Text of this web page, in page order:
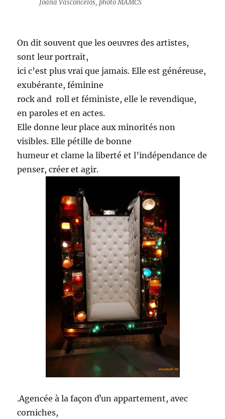
Joana Vasconcelos, photo MAMCS
On dit souvent que les oeuvres des artistes,
sont leur portrait,
ici c’est plus vrai que jamais. Elle est généreuse,
exubérante, féminine
rock and roll et féministe, elle le revendique,
en paroles et en actes.
Elle donne leur place aux minorités non
visibles. Elle pétille de bonne
humeur et clame la liberté et l’indépendance de
penser, créer et agir.
.Agencée à la façon dʼun appartement, avec
corniches,